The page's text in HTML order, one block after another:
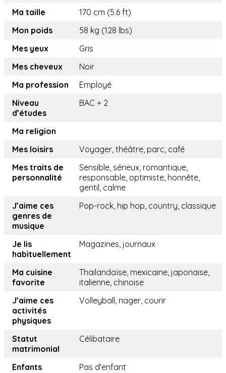
Ma taille
170 cm (5.6 ft)
Mon poids
58 kg (128 lbs)
Mes yeux
Gris
Mes cheveux
Noir
Ma profession
Employé
Niveau
d’études
BAC + 2
Ma religion
Mes loisirs
Voyager, théâtre, parc, café
Mes traits de
personnalité
Sensible, sérieux, romantique,
responsable, optimiste, honnête,
gentil, calme
J’aime ces
genres de
musique
Pop-rock, hip hop, country, classique
Je lis
habituellement
Magazines, journaux
Ma cuisine
favorite
Thailandaïse, mexicaine, japonaise,
italienne, chinoise
J’aime ces
activités
physiques
Volleyball, nager, courir
Statut
matrimonial
Célibataire
Enfants Pas d'enfant